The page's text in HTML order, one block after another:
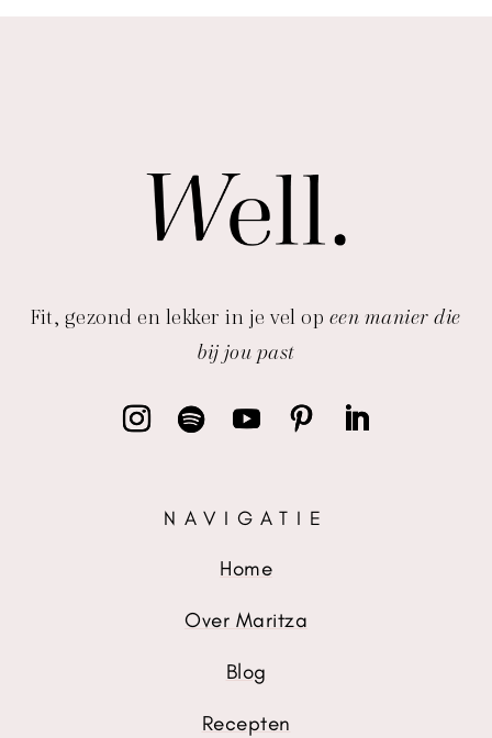
Fit, gezond en lekker in je vel op een manier die
bij jou past
NAVIGATIE
Home
Over Maritza
Blog
Recepten